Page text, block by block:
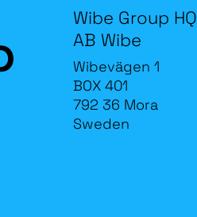
Wibe Group HQ
AB Wibe
Wibevägen 1
BOX 401
792 36 Mora
Sweden